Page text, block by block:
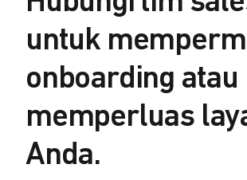
untuk
onboarding atau
memperluas
Anda.